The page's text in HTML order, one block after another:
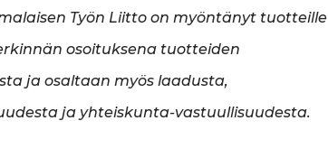
Työn Liitto on myöntänyt tuotteille
osoituksena tuotteiden
ja osaltaan myös laadusta,
ja yhteiskunta-vastuullisuudesta.